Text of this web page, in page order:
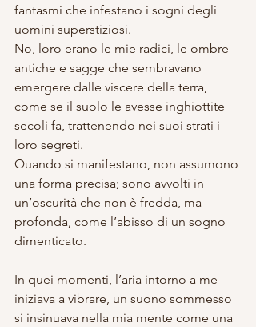
fantasmi che infestano i sogni degli
uomini superstiziosi.
No, loro erano le mie radici, le ombre
antiche e sagge che sembravano
emergere dalle viscere della terra,
come se il suolo le avesse inghiottite
secoli fa, trattenendo nei suoi strati i
loro segreti.
Quando si manifestano, non assumono
una forma precisa; sono avvolti in
un’oscurità che non è fredda, ma
profonda, come l’abisso di un sogno
dimenticato.
In quei momenti, l’aria intorno a me
iniziava a vibrare, un suono sommesso
si insinuava nella mia mente come una